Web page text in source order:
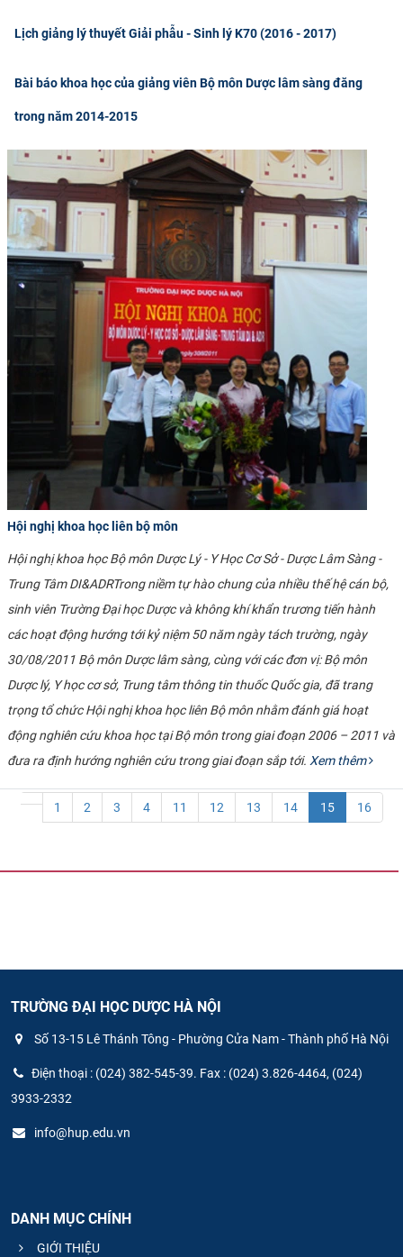
Lịch giảng lý thuyết Giải phẫu - Sinh lý K70 (2016 - 2017)
Bài báo khoa học của giảng viên Bộ môn Dược lâm sàng đăng
trong năm 2014-2015
Hội nghị khoa học liên bộ môn
​Hội nghị khoa học Bộ môn Dược Lý - Y Học Cơ Sở - Dược Lâm Sàng -
Trung Tâm DI&ADRTrong niềm tự hào chung của nhiều thế hệ cán bộ,
sinh viên Trường Đại học Dược và không khí khẩn trương tiến hành
các hoạt động hướng tới kỷ niệm 50 năm ngày tách trường, ngày
30/08/2011 Bộ môn Dược lâm sàng, cùng với các đơn vị: Bộ môn
Dược lý, Y học cơ sở, Trung tâm thông tin thuốc Quốc gia, đã trang
trọng tổ chức Hội nghị khoa học liên Bộ môn nhằm đánh giá hoạt
động nghiên cứu khoa học tại Bộ môn trong giai đoạn 2006 – 2011 và
đưa ra định hướng nghiên cứu trong giai đoạn sắp tới. Xem thêm
1 2 3 4 11 12 13 14 15 16
TRƯỜNG ĐẠI HỌC DƯỢC HÀ NỘI
Số 13-15 Lê Thánh Tông - Phường Cửa Nam - Thành phố Hà Nội
Điện thoại : (024) 382-545-39. Fax : (024) 3.826-4464, (024)
3933-2332
info@hup.edu.vn
DANH MỤC CHÍNH
GIỚI THIỆU